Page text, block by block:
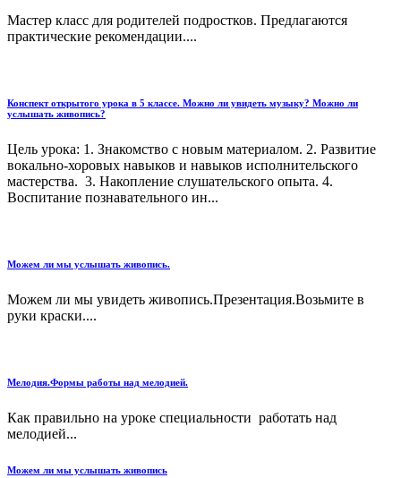
Мастер класс для родителей подростков. Предлагаются
практические рекомендации....
Конспект открытого урока в 5 классе. Можно ли увидеть музыку? Можно ли
услышать живопись?
Цель урока: 1. Знакомство с новым материалом. 2. Развитие
вокально-хоровых навыков и навыков исполнительского
мастерства. 3. Накопление слушательского опыта. 4.
Воспитание познавательного ин...
Можем ли мы услышать живопись.
Можем ли мы увидеть живопись.Презентация.Возьмите в
руки краски....
Мелодия.Формы работы над мелодией.
Как правильно на уроке специальности работать над
мелодией...
Можем ли мы услышать живопись